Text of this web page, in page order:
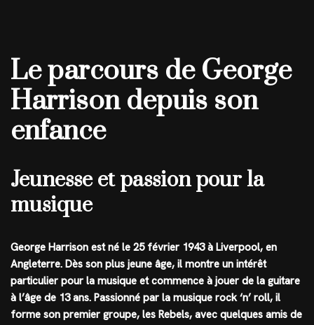
Le parcours de George
Harrison depuis son
enfance
Jeunesse et passion pour la
musique
George Harrison est né le 25 février 1943 à Liverpool, en
Angleterre. Dès son plus jeune âge, il montre un intérêt
particulier pour la musique et commence à jouer de la guitare
à l’âge de 13 ans. Passionné par la musique rock ‘n’ roll, il
forme son premier groupe, les Rebels, avec quelques amis de